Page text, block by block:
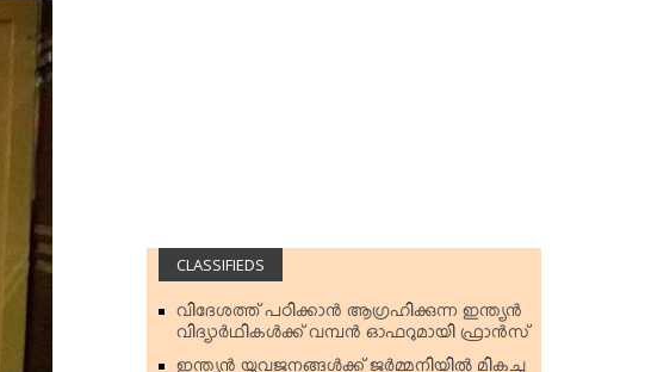
CLASSIFIEDS
വിദേശത്ത് പഠിക്കാന്‍ ആഗ്രഹിക്കുന്ന ഇന്ത്യന്‍
വിദ്യാര്‍ഥികള്‍ക്ക് വമ്പന്‍ ഓഫറുമായി ഫ്രാന്‍സ്